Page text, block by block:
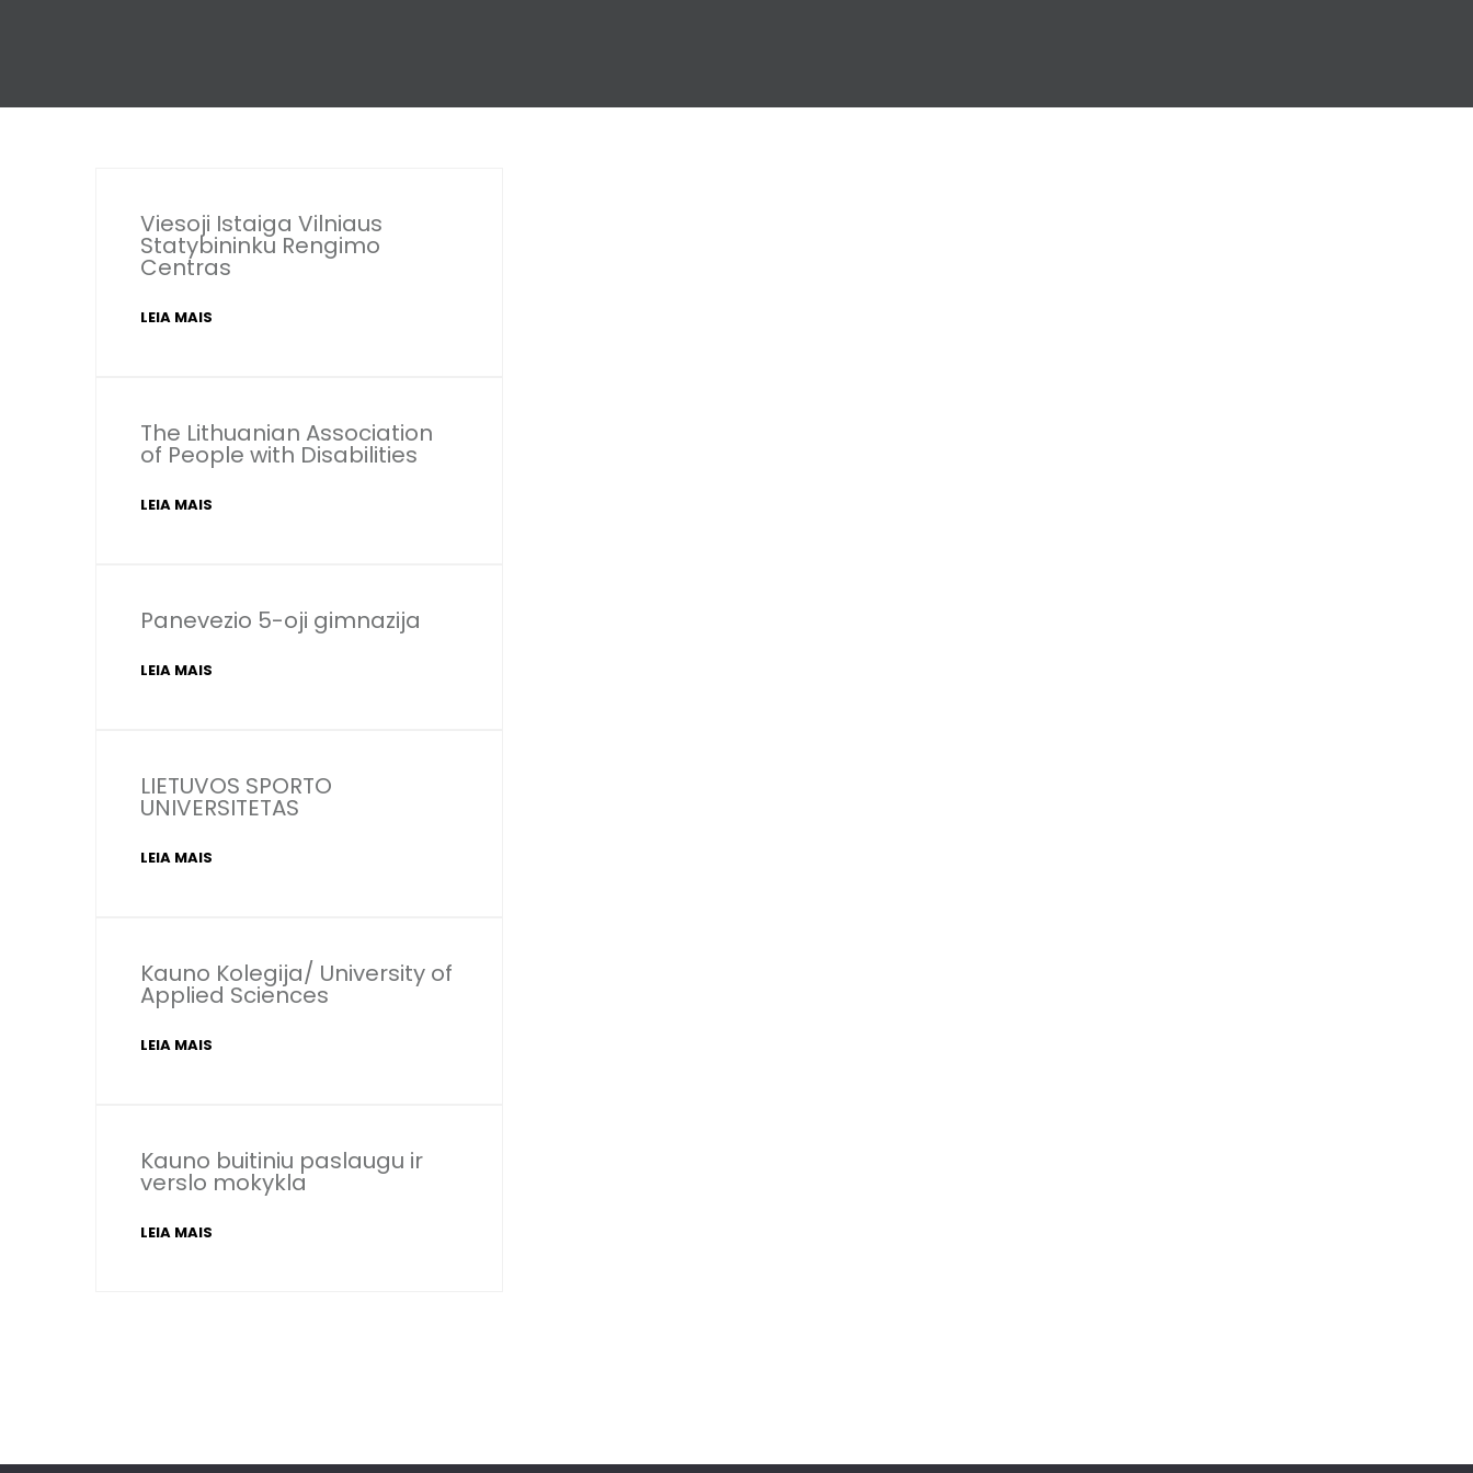
Viesoji Istaiga Vilniaus
Statybininku Rengimo
Centras
LEIA MAIS
The Lithuanian Association
of People with Disabilities
LEIA MAIS
Panevezio 5-oji gimnazija
LEIA MAIS
LIETUVOS SPORTO
UNIVERSITETAS
LEIA MAIS
Kauno Kolegija/ University of
Applied Sciences
LEIA MAIS
Kauno buitiniu paslaugu ir
verslo mokykla
LEIA MAIS